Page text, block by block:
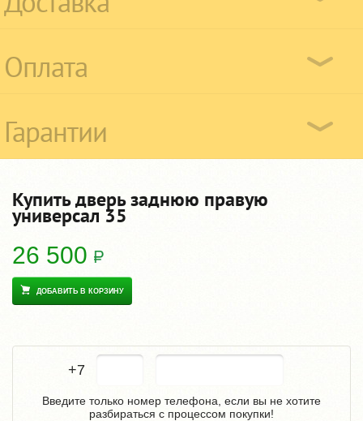
Оплата
Гарантии
Купить дверь заднюю правую
универсал 35
26 500
ДОБАВИТЬ В КОРЗИНУ
+7
Введите только номер телефона, если вы не хотите
разбираться с процессом покупки!